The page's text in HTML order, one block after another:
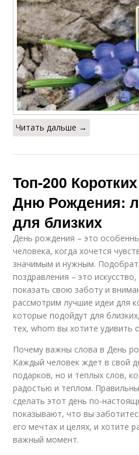
Читать дальше →
Топ-200
Дню Рождения:
для близких
День рождения – это
человека, когда хочется
значимым и нужным.
поздравления – это
показать свою заботу и
рассмотрим лучшие идеи для
которые подойдут для
тех, whom вы хотите удивить
Почему важны слова в День
Каждый человек ждет в свой
подарков, но и теплых слов,
радостью и теплом.
сделать этот день по-
показывают, что вы
его мечтах и целях, и хотите
важный момент.